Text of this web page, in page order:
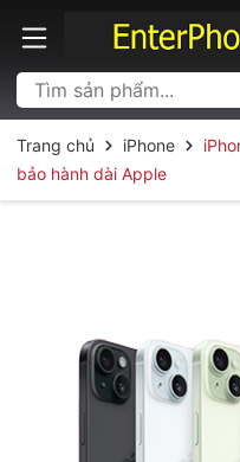
Trang chủ iPhone
bảo hành dài Apple